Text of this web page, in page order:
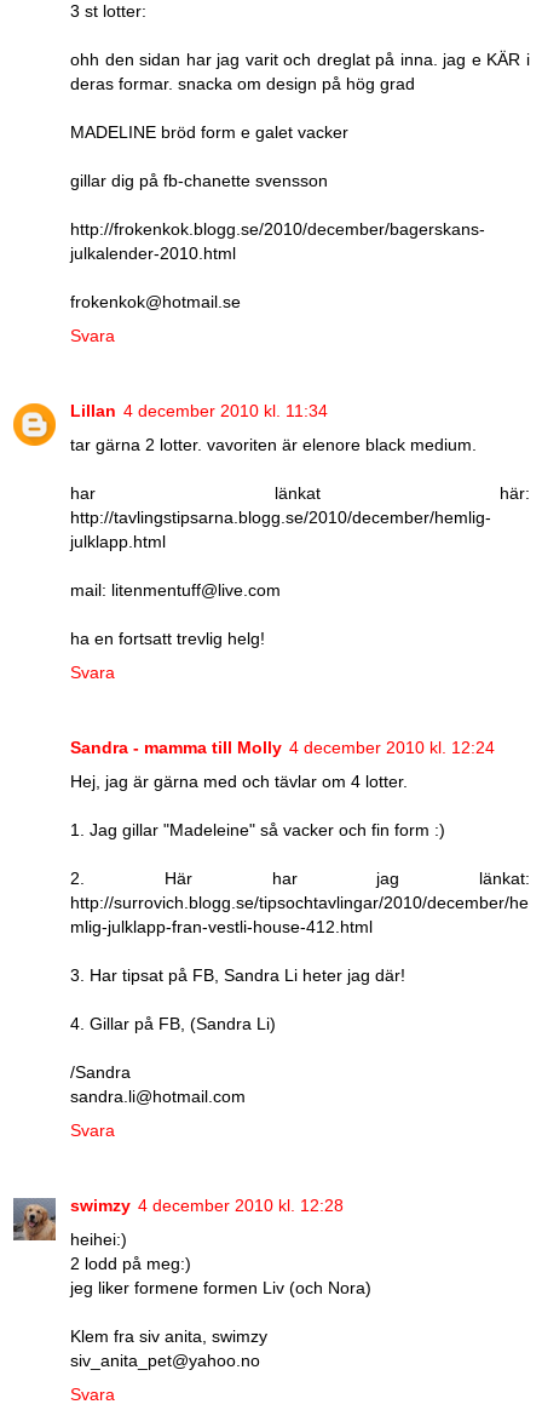
3 st lotter:
ohh den sidan har jag varit och dreglat på inna. jag e KÄR i
deras formar. snacka om design på hög grad
MADELINE bröd form e galet vacker
gillar dig på fb-chanette svensson
http://frokenkok.blogg.se/2010/december/bagerskans-
julkalender-2010.html
frokenkok@hotmail.se
Svara
Lillan 4 december 2010 kl. 11:34
tar gärna 2 lotter. vavoriten är elenore black medium.
har länkat här:
http://tavlingstipsarna.blogg.se/2010/december/hemlig-
julklapp.html
mail: litenmentuff@live.com
ha en fortsatt trevlig helg!
Svara
Sandra - mamma till Molly 4 december 2010 kl. 12:24
Hej, jag är gärna med och tävlar om 4 lotter.
1. Jag gillar "Madeleine" så vacker och fin form :)
2. Här har jag länkat:
http://surrovich.blogg.se/tipsochtavlingar/2010/december/he
mlig-julklapp-fran-vestli-house-412.html
3. Har tipsat på FB, Sandra Li heter jag där!
4. Gillar på FB, (Sandra Li)
/Sandra
sandra.li@hotmail.com
Svara
swimzy 4 december 2010 kl. 12:28
heihei:)
2 lodd på meg:)
jeg liker formene formen Liv (och Nora)
Klem fra siv anita, swimzy
siv_anita_pet@yahoo.no
Svara